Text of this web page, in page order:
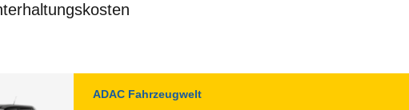
ADAC Fahrzeugwelt